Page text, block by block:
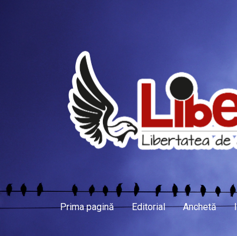
Prima pagină Editorial Anchetă